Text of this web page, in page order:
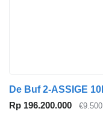
Rp 196.200.000 €9.500